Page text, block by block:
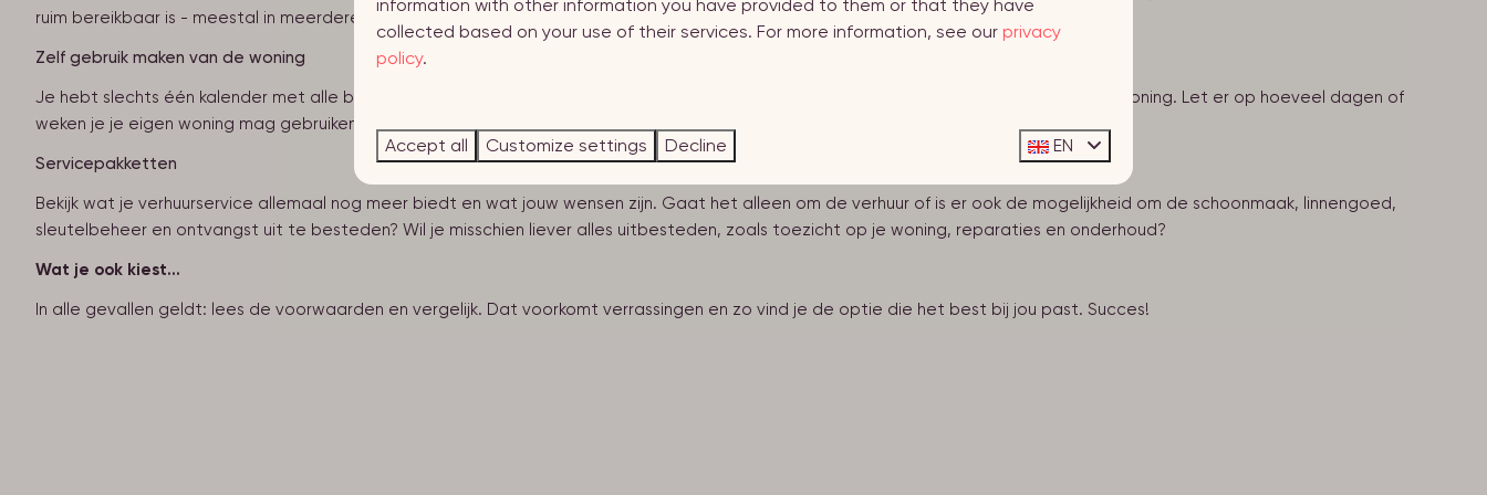
ruim bereikbaar is - meestal in meerdere talen.
Zelf gebruik maken van de woning
Je hebt slechts één kalender met alle boekingen. Hierin staan ook de geblokkeerde weken waarin je zelf gebruik maakt van je vakantiewoning. Let er op hoeveel dagen of
weken je je eigen woning mag gebruiken en of dat ook in het hoogseizoen mogelijk is.
Servicepakketten
Bekijk wat je verhuurservice allemaal nog meer biedt en wat jouw wensen zijn. Gaat het alleen om de verhuur of is er ook de mogelijkheid om de schoonmaak, linnengoed,
sleutelbeheer en ontvangst uit te besteden? Wil je misschien liever alles uitbesteden, zoals toezicht op je woning, reparaties en onderhoud?
Wat je ook kiest...
In alle gevallen geldt: lees de voorwaarden en vergelijk. Dat voorkomt verrassingen en zo vind je de optie die het best bij jou past. Succes!
information with other information you have provided to them or that they have
collected based on your use of their services. For more information, see our privacy
policy.
Accept all Customize settings Decline EN